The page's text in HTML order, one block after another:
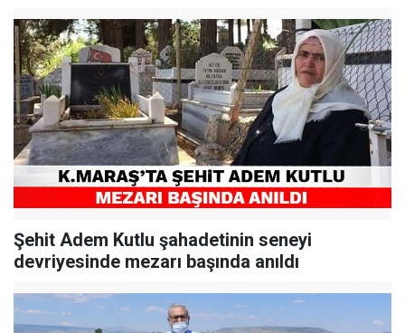
Şehit Adem Kutlu şahadetinin seneyi
devriyesinde mezarı başında anıldı